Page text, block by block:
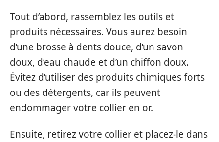
Tout d’abord, rassemblez les outils et
produits nécessaires. Vous aurez besoin
d’une brosse à dents douce, d’un savon
doux, d’eau chaude et d’un chiffon doux.
Évitez d’utiliser des produits chimiques forts
ou des détergents, car ils peuvent
endommager votre collier en or.
Ensuite, retirez votre collier et placez-le dans